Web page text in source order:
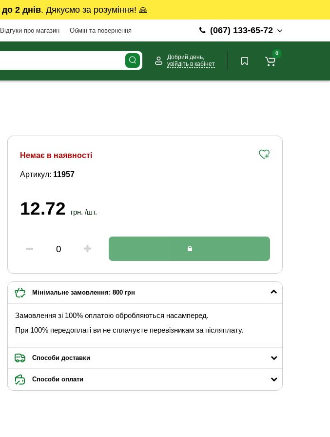
до 2 днів. Дякуємо за розуміння! 🙏
Відгуки про магазин Обмін та повернення (067) 133-65-72
Добрий день,
увійдіть в кабінет
0
Немає в наявності
Артикул: 11957
12.72 грн. /шт.
Мінімальне замовлення: 800 грн
Замовлення зі 100% оплатою обробляються насамперед.
При 100% передоплаті ви не сплачуєте перевізникам за післяплату.
Способи доставки
Способи оплати